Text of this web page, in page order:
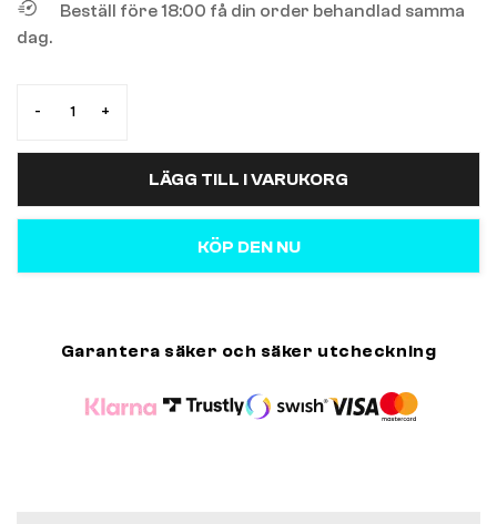
Beställ före 18:00 få din order behandlad samma
dag.
- +
LÄGG TILL I VARUKORG
KÖP DEN NU
Garantera säker och säker utcheckning